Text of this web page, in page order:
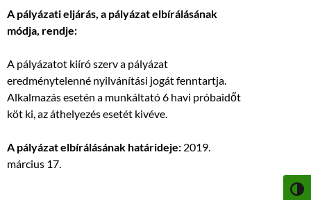
A pályázati eljárás, a pályázat elbírálásának
módja, rendje:
A pályázatot kiíró szerv a pályázat
eredménytelenné nyilvánítási jogát fenntartja.
Alkalmazás esetén a munkáltató 6 havi próbaidőt
köt ki, az áthelyezés esetét kivéve.
A pályázat elbírálásának határideje: 2019.
március 17.